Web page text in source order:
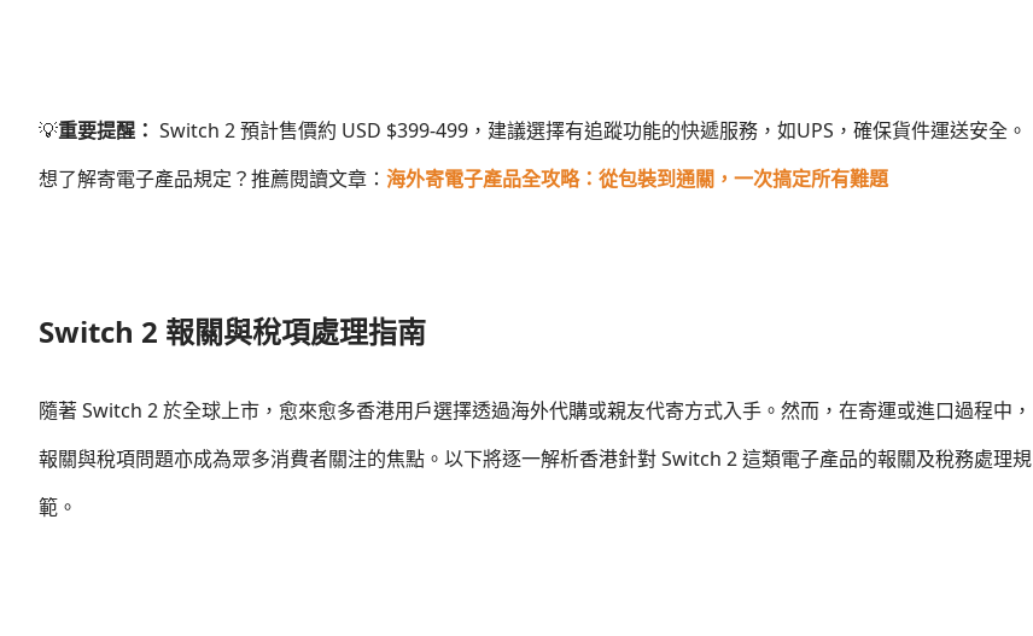
💡重要提醒： Switch 2 預計售價約 USD $399-499，建議選擇有追蹤功能的快遞服務，如UPS，確保貨件運送安全。
想了解寄電子產品規定？推薦閱讀文章： 海外寄電子產品全攻略：從包裝到通關，一次搞定所有難題
Switch 2 報關與稅項處理指南
隨著 Switch 2 於全球上市，愈來愈多香港用戶選擇透過海外代購或親友代寄方式入手。然而，在寄運或進口過程中，
報關與稅項問題亦成為眾多消費者關注的焦點。以下將逐一解析香港針對 Switch 2 這類電子產品的報關及稅務處理規
範。